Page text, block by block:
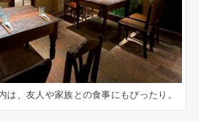
は、友人や家族との食事にもぴったり。